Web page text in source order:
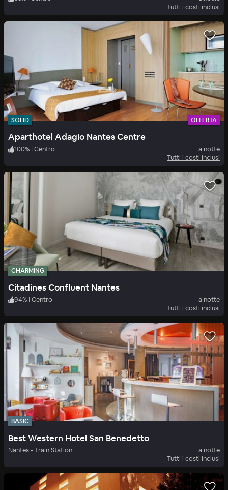
Tutti i costi inclusi
SOLID OFFERTA
Aparthotel Adagio Nantes Centre
100% | Centro
a notte
Tutti i costi inclusi
CHARMING
Citadines Confluent Nantes
94% | Centro
a notte
Tutti i costi inclusi
BASIC
Best Western Hotel San Benedetto
Nantes - Train Station
a notte
Tutti i costi inclusi